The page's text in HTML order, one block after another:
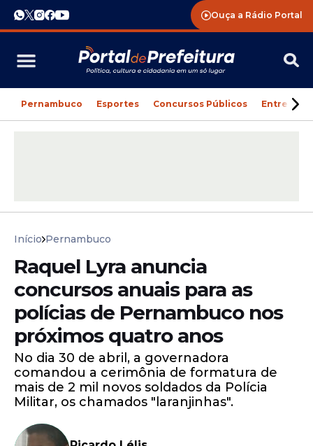
Ouça a Rádio Portal
Pernambuco Esportes Concursos Públicos
Início Pernambuco
Raquel Lyra anuncia
concursos anuais para as
polícias de Pernambuco nos
próximos quatro anos
No dia 30 de abril, a governadora
comandou a cerimônia de formatura de
mais de 2 mil novos soldados da Polícia
Militar, os chamados "laranjinhas".